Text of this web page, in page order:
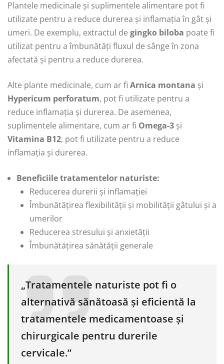
Plantele medicinale și suplimentele alimentare pot fi
utilizate pentru a reduce durerea și inflamația în gât și
umeri. De exemplu, extractul de gingko biloba poate fi
utilizat pentru a îmbunătăți fluxul de sânge în zona
afectată și pentru a reduce durerea.
Alte plante medicinale, cum ar fi Arnica montana și
Hypericum perforatum, pot fi utilizate pentru a
reduce inflamația și durerea. De asemenea,
suplimentele alimentare, cum ar fi Omega-3 și
Vitamina B12, pot fi utilizate pentru a reduce
inflamația și durerea.
Beneficiile tratamentelor naturiste:
Reducerea durerii și inflamației
Îmbunătățirea flexibilității și mobilității gâtului și a
umerilor
Reducerea stresului și anxietății
Îmbunătățirea sănătății generale
„Tratamentele naturiste pot fi o
alternativă sănătoasă și eficientă la
tratamentele medicamentoase și
chirurgicale pentru durerile
cervicale.”